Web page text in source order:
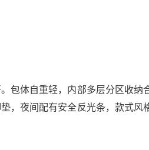
包体自重轻，内部多层分区收纳
，夜间配有安全反光条，款式风